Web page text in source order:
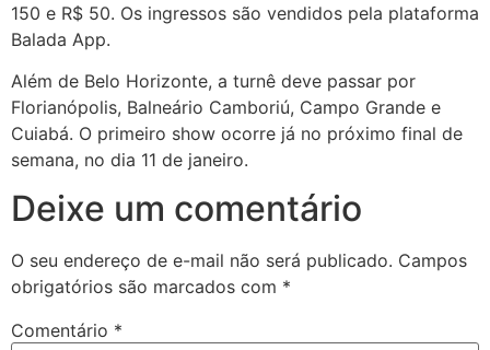
150 e R$ 50. Os ingressos são vendidos pela plataforma
Balada App.
Além de Belo Horizonte, a turnê deve passar por
Florianópolis, Balneário Camboriú, Campo Grande e
Cuiabá. O primeiro show ocorre já no próximo final de
semana, no dia 11 de janeiro.
Deixe um comentário
O seu endereço de e-mail não será publicado. Campos
obrigatórios são marcados com *
Comentário *